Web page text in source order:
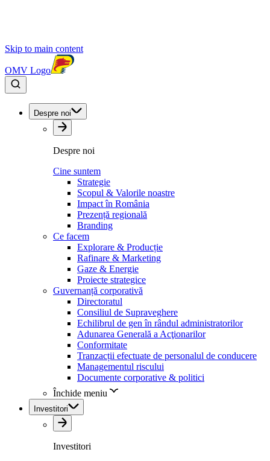
Skip to main content
OMV Logo
Despre noi
Despre noi
Cine suntem
Strategie
Scopul & Valorile noastre
Impact în România
Prezență regională
Branding
Ce facem
Explorare & Producție
Rafinare & Marketing
Gaze & Energie
Proiecte strategice
Guvernanță corporativă
Directoratul
Consiliul de Supraveghere
Echilibrul de gen în rândul administratorilor
Adunarea Generală a Acţionarilor
Conformitate
Tranzacții efectuate de personalul de conducere
Managementul riscului
Documente corporative & politici
Închide meniu
Investitori
Investitori